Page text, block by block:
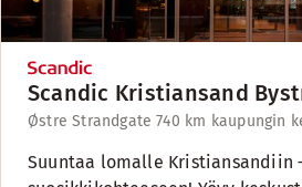
Scandic Kristiansand
Østre Strandgate 740 km kaupungin
Suuntaa lomalle Kristiansandiin